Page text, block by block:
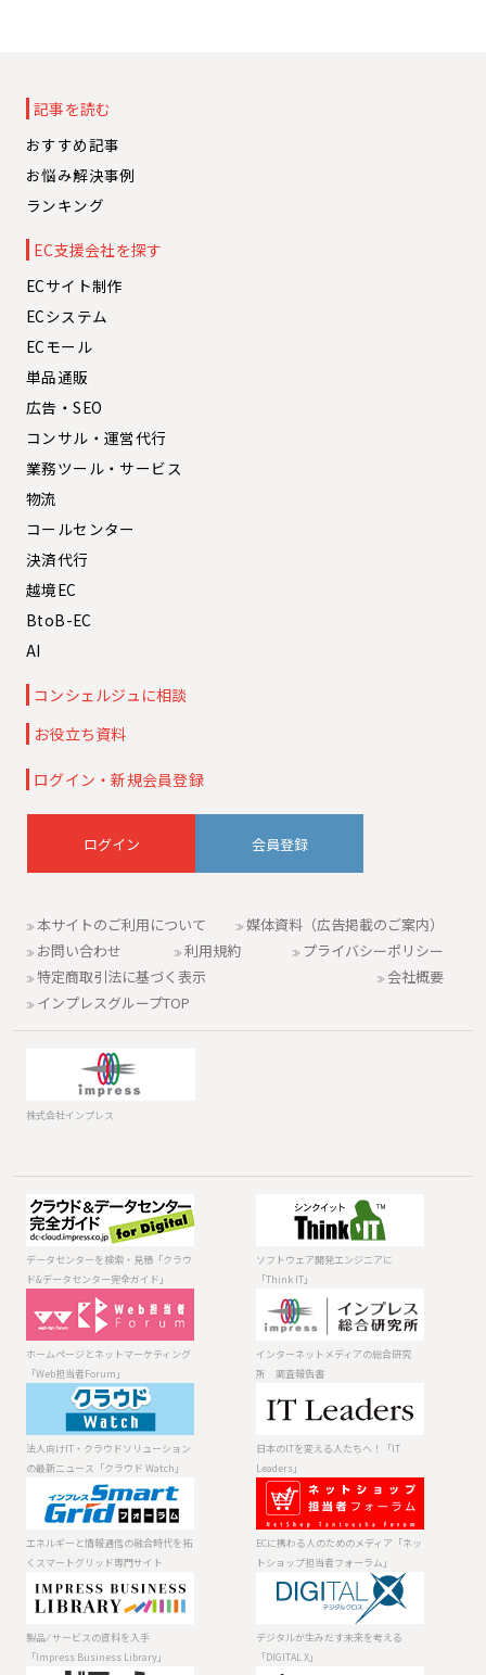
記事を読む
おすすめ記事
お悩み解決事例
ランキング
EC支援会社を探す
ECサイト制作
ECシステム
ECモール
単品通販
広告・SEO
コンサル・運営代行
業務ツール・サービス
物流
コールセンター
決済代行
越境EC
BtoB-EC
AI
コンシェルジュに相談
お役立ち資料
ログイン・新規会員登録
会員登録
本サイトのご利用について
媒体資料（広告掲載のご案内）
お問い合わせ
利用規約
プライバシーポリシー
特定商取引法に基づく表示
会社概要
インプレスグループTOP
株式会社インプレス
データセンター
を検索・見積
「クラウド&デー
タセンター完全
ソフトウェア開
発エンジニアに
「Think IT」
ホームページと
ネットマーケテ
ィング「Web担
当者Forum」
インターネット
メディアの総合
研究所 調査報
法人向けIT・ク
ラウドソリュー
ションの最新ニ
ュース「クラウ
日本のITを変え
「IT Leaders」
エネルギーと情
報通信の融合時
代を拓くスマー
トグリッド専門
ECに携わる人の
ためのメディア
「ネットショッ
プ担当者フォー
製品 ⁄ サービスの
資料を入手
「Impress
Business
デジタルが生み
だす未来を考え
る「DIGITAL X」
データセンターを検索・見積「クラウ
ド&データセンター完全ガイド」
ソフトウェア開発エンジニアに
「Think IT」
ホームページとネットマーケティング
「Web担当者Forum」
インターネットメディアの総合研究
所 調査報告書
法人向けIT・クラウドソリューション
の最新ニュース「クラウド Watch」
日本のITを変える人たちへ！「IT
Leaders」
エネルギーと情報通信の融合時代を拓
くスマートグリッド専門サイト
ECに携わる人のためのメディア「ネッ
トショップ担当者フォーラム」
製品 ⁄ サービスの資料を入手
「Impress Business Library」
デジタルが生みだす未来を考える
「DIGITAL X」